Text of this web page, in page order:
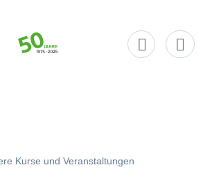
Kurse und Veranstaltungen